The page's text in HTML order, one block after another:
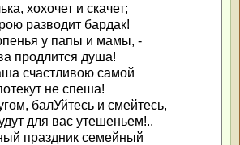
хохочет и скачет;
разводит бардак!
у папы и мамы, -
продлится душа!
счастливою самой
не спеша!
балУйтесь и смейтесь,
для вас утешеньем!..
праздник семейный